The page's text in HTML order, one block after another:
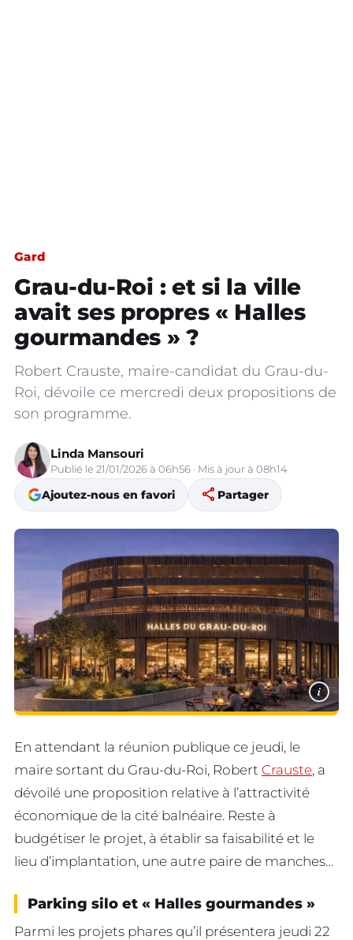
Gard
Grau-du-Roi : et si la ville
avait ses propres « Halles
gourmandes » ?
Robert Crauste, maire-candidat du Grau-du-
Roi, dévoile ce mercredi deux propositions de
son programme.
Linda Mansouri
Publié le 21/01/2026 à 06h56 · Mis à jour à 08h14
Ajoutez-nous en favori share Partager
i
En attendant la réunion publique ce jeudi, le
maire sortant du Grau-du-Roi, Robert Crauste, a
dévoilé une proposition relative à l’attractivité
économique de la cité balnéaire. Reste à
budgétiser le projet, à établir sa faisabilité et le
lieu d’implantation, une autre paire de manches…
Parking silo et « Halles gourmandes »
Parmi les projets phares qu’il présentera jeudi 22